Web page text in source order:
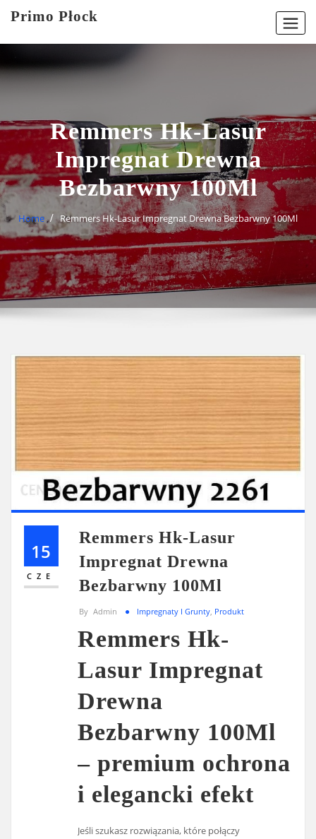
Primo Płock
Remmers Hk-Lasur
Impregnat Drewna
Bezbarwny 100Ml
Home Remmers Hk-Lasur Impregnat Drewna Bezbarwny 100Ml
15
CZE
Remmers Hk-Lasur
Impregnat Drewna
Bezbarwny 100Ml
By Admin Impregnaty I Grunty, Produkt
Remmers Hk-
Lasur Impregnat
Drewna
Bezbarwny 100Ml
– premium ochrona
i elegancki efekt
Jeśli szukasz rozwiązania, które połączy